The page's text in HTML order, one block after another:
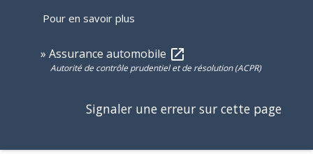
Pour en savoir plus
Assurance automobile open_in_new
Autorité de contrôle prudentiel et de résolution (ACPR)
Signaler une erreur sur cette page